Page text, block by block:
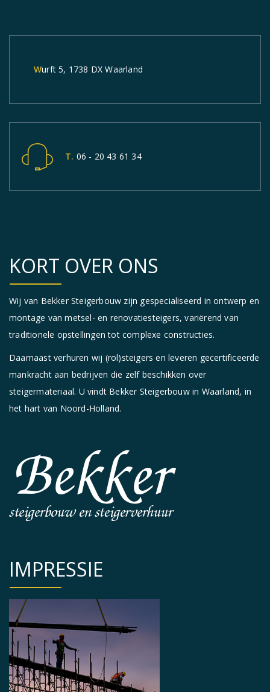
Wurft 5, 1738 DX Waarland
T. 06 - 20 43 61 34
KORT OVER ONS
Wij van Bekker Steigerbouw zijn gespecialiseerd in ontwerp en
montage van metsel- en renovatiesteigers, variërend van
traditionele opstellingen tot complexe constructies.
Daarnaast verhuren wij (rol)steigers en leveren gecertificeerde
mankracht aan bedrijven die zelf beschikken over
steigermateriaal. U vindt Bekker Steigerbouw in Waarland, in
het hart van Noord-Holland.
IMPRESSIE